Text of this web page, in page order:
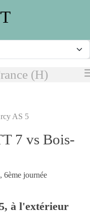
(H)
AS 5
7 vs Bois-
6ème journée
, à l'extérieur